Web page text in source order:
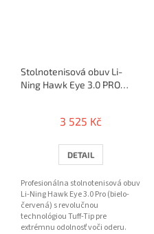
Stolnotenisová obuv Li-
Ning Hawk Eye 3.0 PRO
3 525 Kč
DETAIL
Profesionálna stolnotenisová obuv
Li-Ning Hawk Eye 3.0 Pro (bielo-
červená) s revolučnou
technológiou Tuff-Tip pre
extrémnu odolnosť voči oderu.